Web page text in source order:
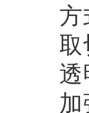
方
取
透